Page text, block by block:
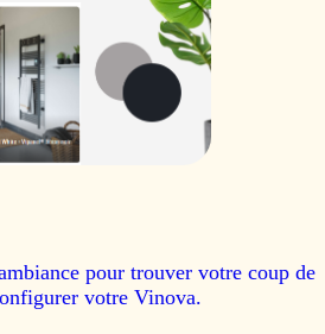
pour trouver votre coup de
votre Vinova.